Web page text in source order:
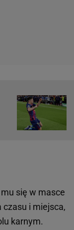
się w masce
czasu i miejsca,
karnym.